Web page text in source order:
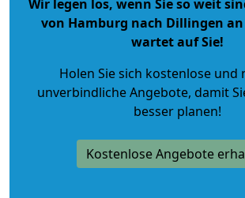
Wir legen los, wenn Sie so weit
von Hamburg nach Dillingen
wartet auf Sie!
Holen Sie sich kostenlose und
unverbindliche Angebote, damit
besser planen!
Kostenlose Angebote